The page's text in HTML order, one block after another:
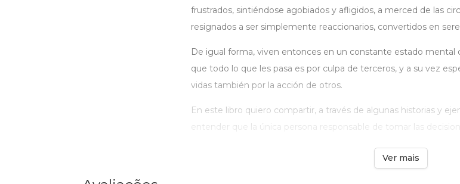
frustrados, sintiéndose agobiados y afligidos, a merced de las
resignados a ser simplemente reaccionarios, convertidos en
De igual forma, viven entonces en un constante estado mental
que todo lo que les pasa es por culpa de terceros, y a su vez
vidas también por la acción de otros.
En este libro quiero compartir, a través de algunas historias y
entender que la única persona responsable de tomar las
Ver mais